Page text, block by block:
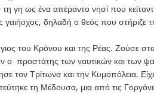
γη ως ένα απέραντο νησί που
γαιήοχος, δηλαδή ο θεός που στήριζε
του Κρόνου και της Ρέας. Ζούσε
ο προστάτης των ναυτικών και των
τον Τρίτωνα και την Κυμοπόλεια.
τη Μέδουσα, μια από τις